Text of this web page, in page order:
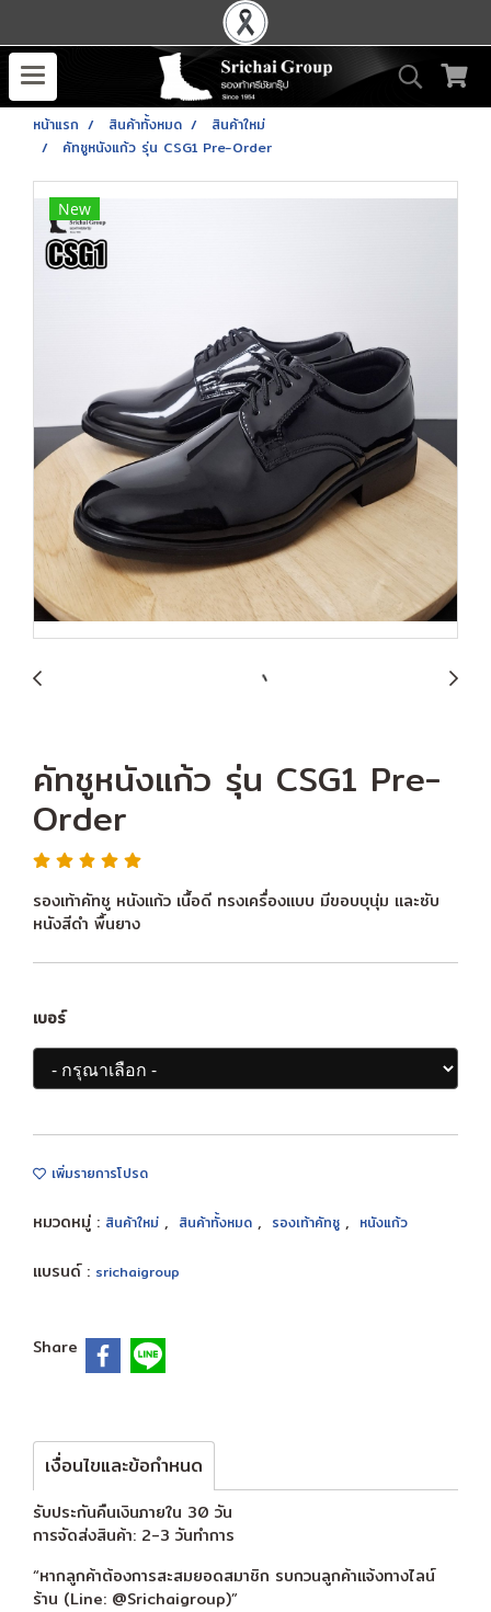
หน้าแรก สินค้าทั้งหมด
สินค้าใหม่
คัทชูหนังแก้ว รุ่น CSG1 Pre-Order
New
คัทชูหนังแก้ว รุ่น CSG1 Pre-
Order
รองเท้าคัทชู หนังแก้ว เนื้อดี ทรงเครื่องแบบ มีขอบบุนุ่ม และซับ
หนังสีดำ พื้นยาง
เบอร์
เพิ่มรายการโปรด
หมวดหมู่ : สินค้าใหม่ , สินค้าทั้งหมด , รองเท้าคัทชู , หนังแก้ว
แบรนด์ : srichaigroup
Share
เงื่อนไขและข้อกำหนด
รับประกันคืนเงินภายใน 30 วัน
การจัดส่งสินค้า: 2-3 วันทำการ
“หากลูกค้าต้องการสะสมยอดสมาชิก รบกวนลูกค้าแจ้งทางไลน์
ร้าน (Line: @Srichaigroup)”